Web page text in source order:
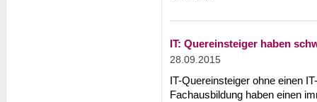
IT: Quereinsteiger haben
28.09.2015
IT-Quereinsteiger ohne einen
Fachausbildung haben einen